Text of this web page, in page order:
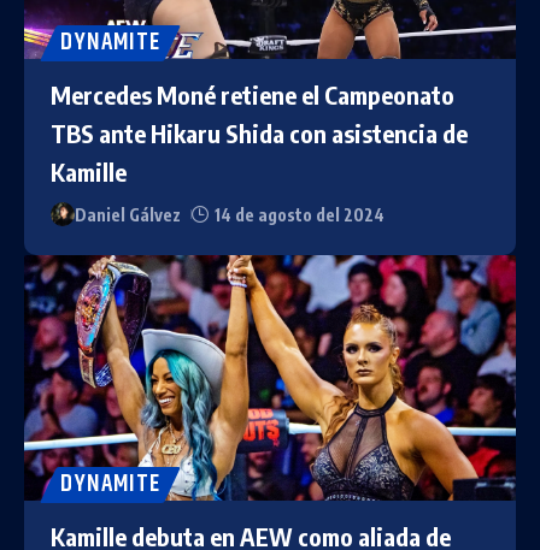
DYNAMITE
Mercedes Moné retiene el Campeonato
TBS ante Hikaru Shida con asistencia de
Kamille
Daniel Gálvez 14 de agosto del 2024
DYNAMITE
Kamille debuta en AEW como aliada de